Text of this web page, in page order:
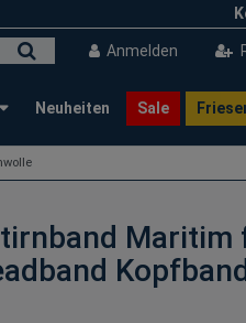
Anmelden
Neuheiten Sale
Maritim